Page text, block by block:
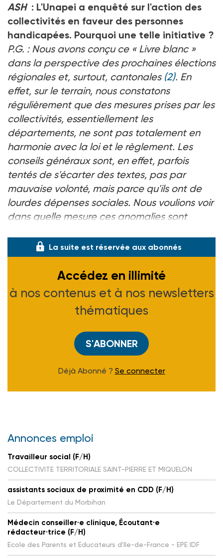
ASH : L'Unapei a enquêté sur l'action des
collectivités en faveur des personnes
handicapées. Pourquoi une telle initiative ?
P.G. : Nous avons conçu ce « Livre blanc »
dans la perspective des prochaines élections
régionales et, surtout, cantonales (2). En
effet, sur le terrain, nous constatons
régulièrement que des mesures prises par les
collectivités, essentiellement les
départements, ne sont pas totalement en
harmonie avec la loi et le règlement. Les
conseils généraux sont, en effet, parfois
tentés de s'écarter des textes, pas par
mauvaise volonté, mais parce qu'ils ont de
lourdes dépenses sociales. Nous voulions voir
dans quelle mesure ces anomalies sont
La suite est réservée aux abonnés
Accédez en illimité
à nos contenus et à nos newsletters
thématiques
S'ABONNER
Déjà Abonné ? Se connecter
Annonces emploi
Travailleur social (F/H)
COLLECTIVITE TERRITORIALE SAINT-PIERRE ET MIQUELON
assistants sociaux de proximité en CDD (F/H)
Le Département du Morbihan
Médecin conseiller·e clinique, Écoutant·e
rédacteur·trice (F/H)
Ecole des Parents et Educateurs d'Ile-de-France - EPE IDF